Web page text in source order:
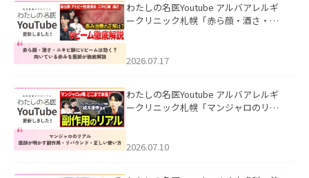
わたしの名医Youtube アルバアレルギ
ークリニック札幌「赤ら顔・酒さ・ニ
した。
2026.07.17
わたしの名医Youtube アルバアレルギ
ークリニック札幌「マンジャロのリア
た。
2026.07.10